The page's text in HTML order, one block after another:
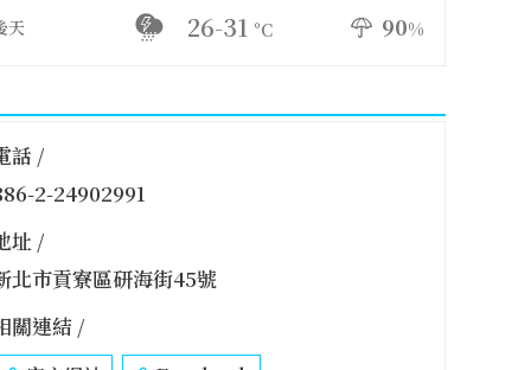
天 26-31 °C 90%
話 /
2-24902991
址 /
北市貢寮區研海街45號
關連結 /